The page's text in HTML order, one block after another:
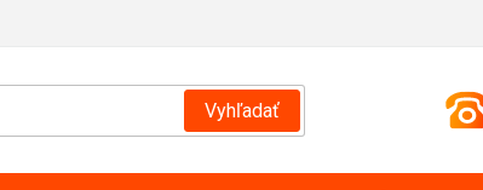
Vyhľadať